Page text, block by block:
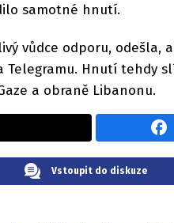
samotné hnutí.
vůdce odporu, odešla,
Hnutí tehdy
a obraně Libanonu.
Vstoupit do diskuze